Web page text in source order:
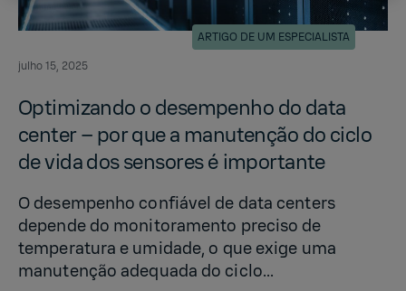
julho 15, 2025
ARTIGO DE UM ESPECIALISTA
Op­ti­mizando o de­sem­penho do data
cen­ter – por que a manutenção do ciclo
de vida dos sen­sores é im­por­tante
O desempenho confiável de data centers
depende do monitoramento preciso de
temperatura e umidade, o que exige uma
manutenção adequada do ciclo...